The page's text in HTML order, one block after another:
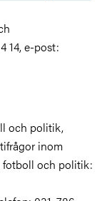
14, e-post:
och politik,
inom
fotboll och politik: